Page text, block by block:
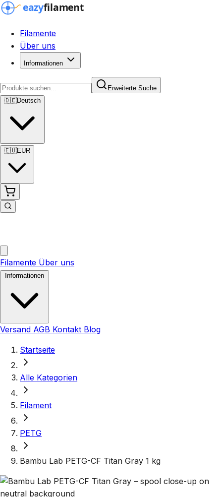
Filamente
Über uns
Informationen
Erweiterte Suche
🇩🇪Deutsch
🇪🇺EUR
Filamente Über uns
Versand AGB Kontakt Blog
Startseite
Alle Kategorien
Filament
PETG
Bambu Lab PETG-CF Titan Gray 1 kg